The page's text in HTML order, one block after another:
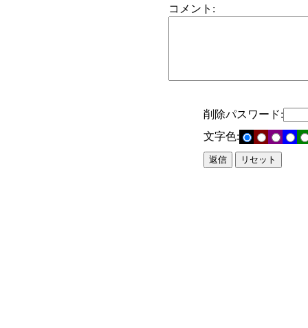
コメント:
削除パスワード:
文字色: